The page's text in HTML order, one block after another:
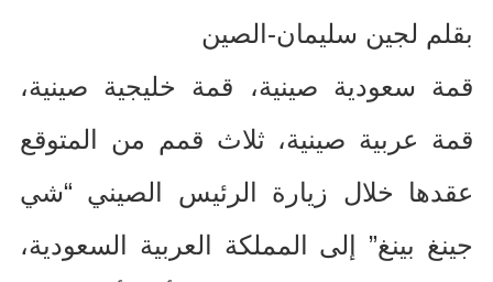
بقلم لجين سليمان- الصين
قمة سعودية صينية، قمة خليجية صينية،
قمة عربية صينية، ثلاث قمم من المتوقع
عقدها خلال زيارة الرئيس الصيني “شي
جينغ بينغ” إلى المملكة العربية السعودية،